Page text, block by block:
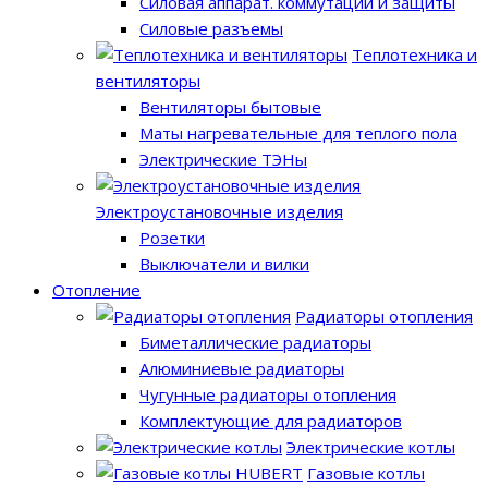
Силовые разъемы
Теплотехника и
вентиляторы
Вентиляторы бытовые
Маты нагревательные для теплого пола
Электрические ТЭНы
Электроустановочные изделия
Розетки
Выключатели и вилки
Отопление
Радиаторы отопления
Биметаллические радиаторы
Алюминиевые радиаторы
Чугунные радиаторы отопления
Комплектующие для радиаторов
Электрические котлы
Газовые котлы